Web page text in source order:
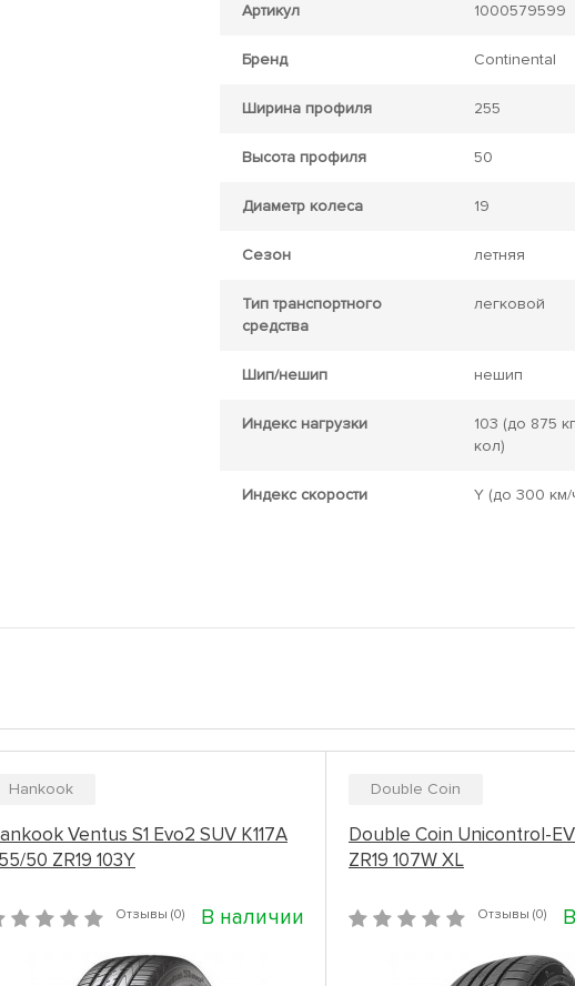
Артикул 1000579599
Бренд Continental
Ширина профиля 255
Высота профиля 50
Диаметр колеса 19
Сезон летняя
Тип транспортного
средства
легковой
Шип/нешип нешип
Индекс нагрузки 103 (до 875
кол)
Индекс скорости Y(до 300 км/
Hankook
Ventus S1 Evo2 SUV K117A
50 ZR19 103Y
Отзывы (0) В наличии
Double Coin
Double Coin Unicontrol-
ZR19 107W XL
Отзывы (0)